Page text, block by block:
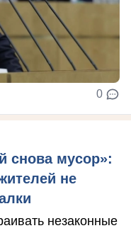
0
снова мусор»:
не
незаконные